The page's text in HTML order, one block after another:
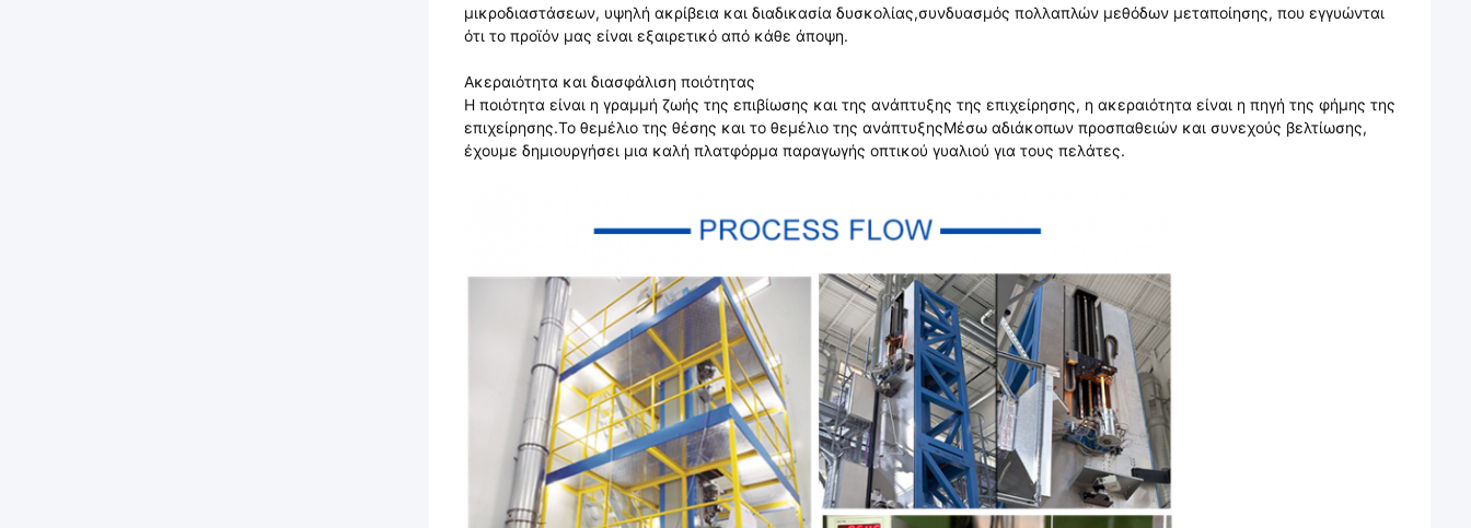
μικροδιαστάσεων, υψηλή ακρίβεια και διαδικασία δυσκολίας,συνδυασμός πολλαπλών μεθόδων μεταποίησης, που εγγυώνται
ότι το προϊόν μας είναι εξαιρετικό από κάθε άποψη.
Ακεραιότητα και διασφάλιση ποιότητας
Η ποιότητα είναι η γραμμή ζωής της επιβίωσης και της ανάπτυξης της επιχείρησης, η ακεραιότητα είναι η πηγή της φήμης της
επιχείρησης.Το θεμέλιο της θέσης και το θεμέλιο της ανάπτυξηςΜέσω αδιάκοπων προσπαθειών και συνεχούς βελτίωσης,
έχουμε δημιουργήσει μια καλή πλατφόρμα παραγωγής οπτικού γυαλιού για τους πελάτες.